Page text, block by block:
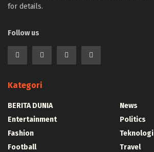
for details.
Follow us
Kategori
BERITA DUNIA
Entertainment
Fashion
Football
News
Politics
Teknologi
Travel